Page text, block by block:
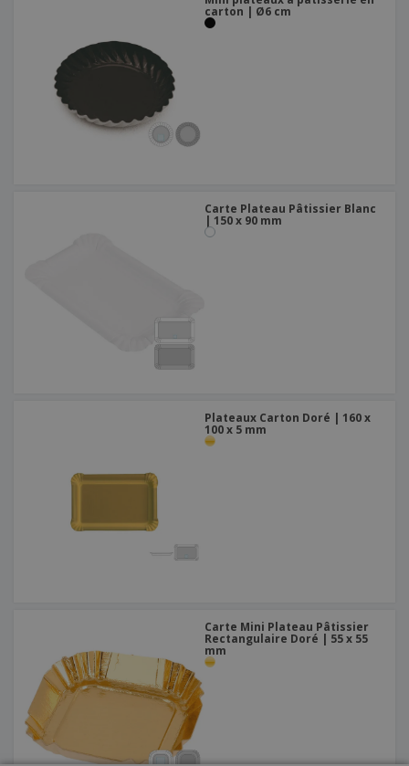
carton | Ø6 cm
Carte Plateau Pâtissier Blanc
| 150 x 90 mm
Plateaux Carton Doré | 160 x
100 x 5 mm
Carte Mini Plateau Pâtissier
Rectangulaire Doré | 55 x 55
mm